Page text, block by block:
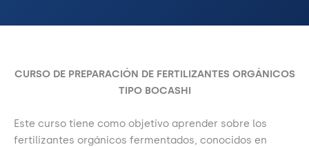
CURSO DE PREPARACIÓN DE FERTILIZANTES ORGÁNICOS
TIPO BOCASHI
Este curso tiene como objetivo aprender sobre los
fertilizantes orgánicos fermentados, conocidos en